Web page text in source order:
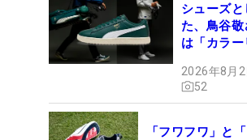
シューズ
た、鳥谷
は「カラー
2026年8月
52
「フワフワ」と